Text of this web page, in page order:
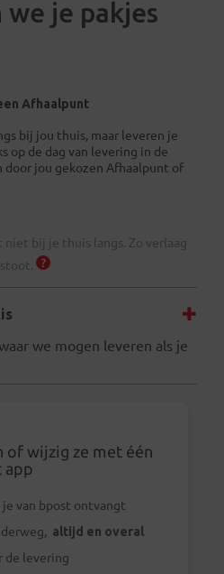
we je pakjes
Afhaalpunt
bij jou thuis, maar leveren je
op de dag van levering in de
door jou gekozen Afhaalpunt of
niet bij je thuis langs. Zo verlaag
we mogen leveren als je
of wijzig ze met één
app
je van bpost ontvangt
altijd en overal
de levering